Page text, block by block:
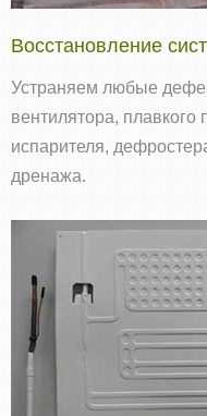
Восстановление
Устраняем любые
вентилятора, плавкого
испарителя,
дренажа.